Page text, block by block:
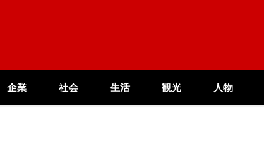
企業 社会 生活 観光 人物